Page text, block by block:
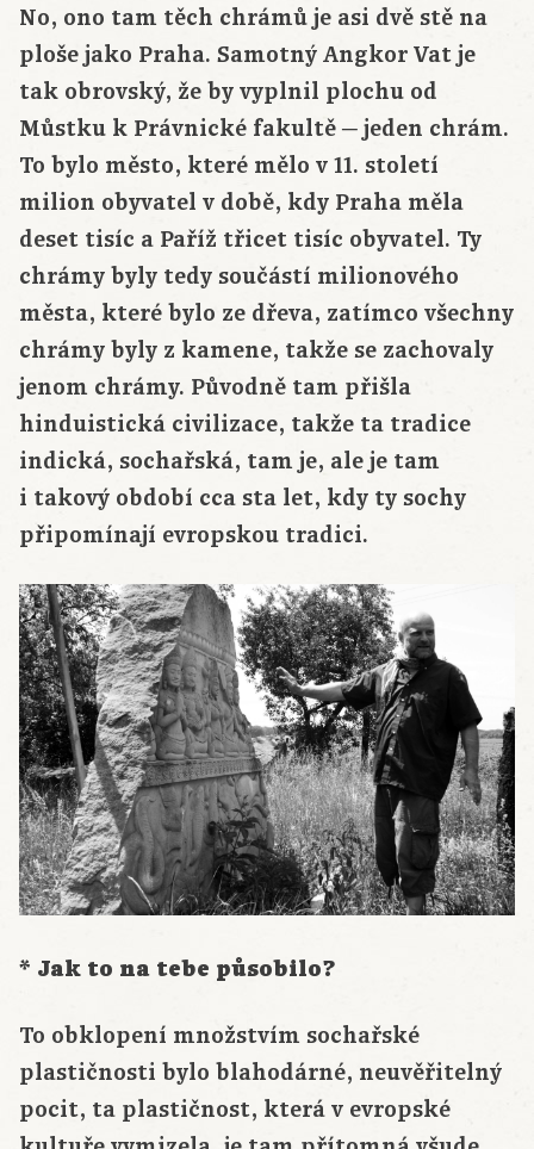
No, ono tam těch chrámů je asi dvě stě na
ploše jako Praha. Samotný Angkor Vat je
tak obrovský, že by vyplnil plochu od
Můstku k Právnické fakultě ─ jeden chrám.
To bylo město, které mělo v 11. století
milion obyvatel v době, kdy Praha měla
deset tisíc a Paříž třicet tisíc obyvatel. Ty
chrámy byly tedy součástí milionového
města, které bylo ze dřeva, zatímco všechny
chrámy byly z kamene, takže se zachovaly
jenom chrámy. Původně tam přišla
hinduistická civilizace, takže ta tradice
indická, sochařská, tam je, ale je tam
i takový období cca sta let, kdy ty sochy
připomínají evropskou tradici.
* Jak to na tebe působilo?
To obklopení množstvím sochařské
plastičnosti bylo blahodárné, neuvěřitelný
pocit, ta plastičnost, která v evropské